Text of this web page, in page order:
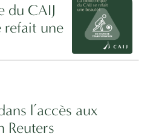
du CAIJ
refait une
l’accès aux
Reuters